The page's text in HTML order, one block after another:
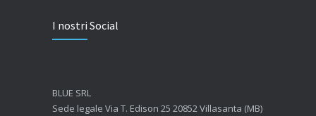
7 GIUGNO 2026
I nostri Social
BLUE SRL
Sede legale Via T. Edison 25 20852 Villasanta (MB)